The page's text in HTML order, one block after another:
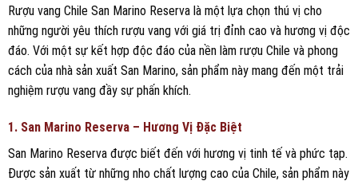
Rượu vang Chile San Marino Reserva là một lựa chọn thú vị cho
những người yêu thích rượu vang với giá trị đỉnh cao và hương vị độc
đáo. Với một sự kết hợp độc đáo của nền làm rượu Chile và phong
cách của nhà sản xuất San Marino, sản phẩm này mang đến một trải
nghiệm rượu vang đầy sự phấn khích.
1. San Marino Reserva – Hương Vị Đặc Biệt
San Marino Reserva được biết đến với hương vị tinh tế và phức tạp.
Được sản xuất từ những nho chất lượng cao của Chile, sản phẩm này